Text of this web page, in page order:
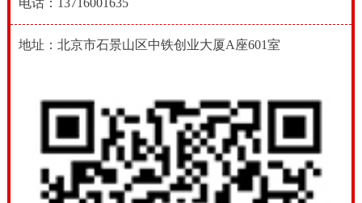
电话：13716001635
地址：北京市石景山区中铁创业大厦A座601室